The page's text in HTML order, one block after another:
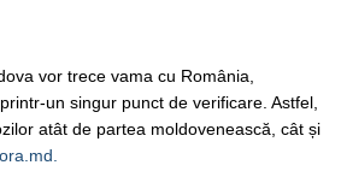
vor trece vama cu România,
un singur punct de verificare. Astfel,
atât de partea moldovenească, cât și